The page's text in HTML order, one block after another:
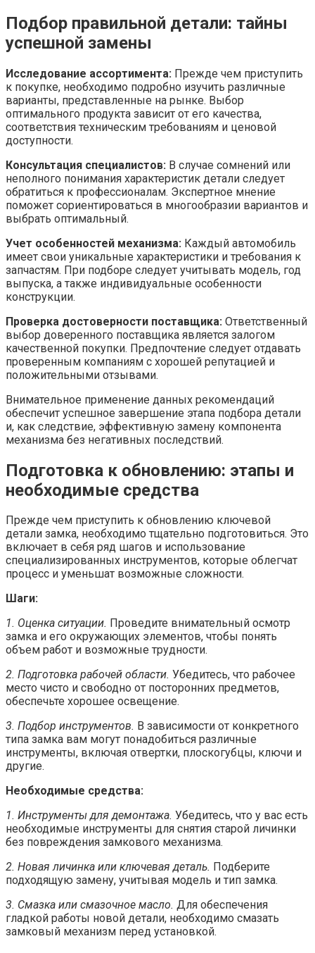
Подбор правильной детали: тайны
успешной замены
Исследование ассортимента: Прежде чем приступить
к покупке, необходимо подробно изучить различные
варианты, представленные на рынке. Выбор
оптимального продукта зависит от его качества,
соответствия техническим требованиям и ценовой
доступности.
Консультация специалистов: В случае сомнений или
неполного понимания характеристик детали следует
обратиться к профессионалам. Экспертное мнение
поможет сориентироваться в многообразии вариантов и
выбрать оптимальный.
Учет особенностей механизма: Каждый автомобиль
имеет свои уникальные характеристики и требования к
запчастям. При подборе следует учитывать модель, год
выпуска, а также индивидуальные особенности
конструкции.
Проверка достоверности поставщика: Ответственный
выбор доверенного поставщика является залогом
качественной покупки. Предпочтение следует отдавать
проверенным компаниям с хорошей репутацией и
положительными отзывами.
Внимательное применение данных рекомендаций
обеспечит успешное завершение этапа подбора детали
и, как следствие, эффективную замену компонента
механизма без негативных последствий.
Подготовка к обновлению: этапы и
необходимые средства
Прежде чем приступить к обновлению ключевой
детали замка, необходимо тщательно подготовиться. Это
включает в себя ряд шагов и использование
специализированных инструментов, которые облегчат
процесс и уменьшат возможные сложности.
Шаги:
1. Оценка ситуации. Проведите внимательный осмотр
замка и его окружающих элементов, чтобы понять
объем работ и возможные трудности.
2. Подготовка рабочей области. Убедитесь, что рабочее
место чисто и свободно от посторонних предметов,
обеспечьте хорошее освещение.
3. Подбор инструментов. В зависимости от конкретного
типа замка вам могут понадобиться различные
инструменты, включая отвертки, плоскогубцы, ключи и
другие.
Необходимые средства:
1. Инструменты для демонтажа. Убедитесь, что у вас есть
необходимые инструменты для снятия старой личинки
без повреждения замкового механизма.
2. Новая личинка или ключевая деталь. Подберите
подходящую замену, учитывая модель и тип замка.
3. Смазка или смазочное масло. Для обеспечения
гладкой работы новой детали, необходимо смазать
замковый механизм перед установкой.